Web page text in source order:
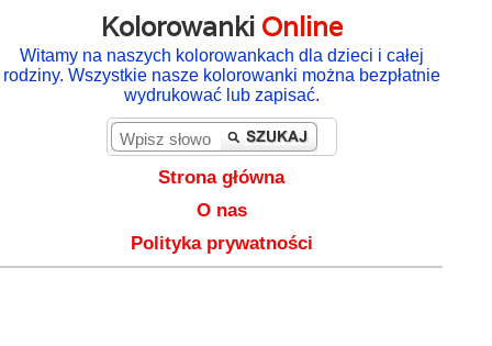
Kolorowanki Online
Witamy na naszych kolorowankach dla dzieci i całej
rodziny. Wszystkie nasze kolorowanki można bezpłatnie
wydrukować lub zapisać.
Strona główna
O nas
Polityka prywatności